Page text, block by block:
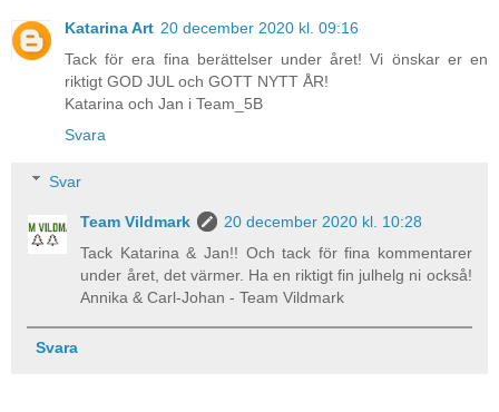
Katarina Art 20 december 2020 kl. 09:16
Tack för era fina berättelser under året! Vi önskar er en
riktigt GOD JUL och GOTT NYTT ÅR!
Katarina och Jan i Team_5B
Svara
Svar
Team Vildmark
20 december 2020 kl. 10:28
Tack Katarina & Jan!! Och tack för fina kommentarer
under året, det värmer. Ha en riktigt fin julhelg ni också!
Annika & Carl-Johan - Team Vildmark
Svara